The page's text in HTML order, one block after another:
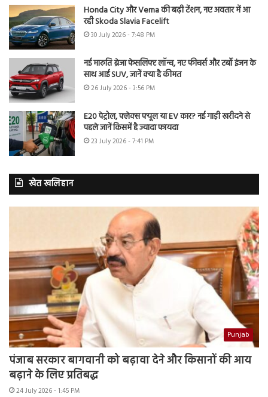
Honda City और Verna की बढ़ी टेंशन, नए अवतार में आ
रही Skoda Slavia Facelift
30 July 2026 - 7:48 PM
नई मारुति ब्रेजा फेसलिफ्ट लॉन्च, नए फीचर्स और टर्बो इंजन के
साथ आई SUV, जानें क्या है कीमत
26 July 2026 - 3:56 PM
E20 पेट्रोल, फ्लेक्स फ्यूल या EV कार? नई गाड़ी खरीदने से
पहले जानें किसमें है ज्यादा फायदा
23 July 2026 - 7:41 PM
खेत खलिहान
Punjab
पंजाब सरकार बागवानी को बढ़ावा देने और किसानों की आय
बढ़ाने के लिए प्रतिबद्ध
24 July 2026 - 1:45 PM